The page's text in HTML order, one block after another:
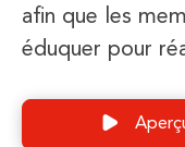
afin que les
éduquer pour